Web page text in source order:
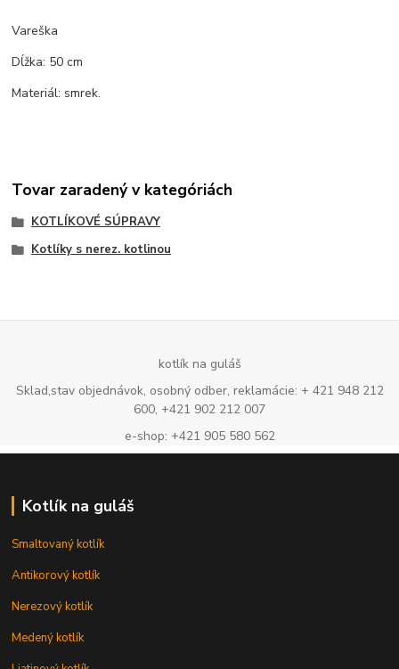
Vareška
Dĺžka: 50 cm
Materiál: smrek.
Tovar zaradený v kategóriách
KOTLÍKOVÉ SÚPRAVY
Kotlíky s nerez. kotlinou
kotlík na guláš
Sklad,stav objednávok, osobný odber, reklamácie: + 421 948 212
600, +421 902 212 007
e-shop: +421 905 580 562
Kotlík na guláš
Smaltovaný kotlík
Antikorový kotlík
Nerezový kotlík
Medený kotlík